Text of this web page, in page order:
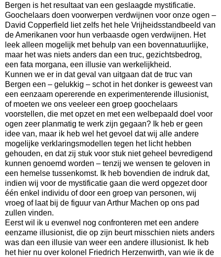
Bergen is het resultaat van een geslaagde mystificatie.
Goochelaars doen voorwerpen verdwijnen voor onze ogen –
David Copperfield liet zelfs het hele Vrijheidsstandbeeld van
de Amerikanen voor hun verbaasde ogen verdwijnen. Het
leek alleen mogelijk met behulp van een bovennatuurlijke,
maar het was niets anders dan een truc, gezichtsbedrog,
een fata morgana, een illusie van werkelijkheid.
Kunnen we er in dat geval van uitgaan dat de truc van
Bergen een – gelukkig – schot in het donker is geweest van
een eenzaam opererende en experimenterende illusionist,
of moeten we ons veeleer een groep goochelaars
voorstellen, die met opzet en met een welbepaald doel voor
ogen zeer planmatig te werk zijn gegaan? Ik heb er geen
idee van, maar ik heb wel het gevoel dat wij alle andere
mogelijke verklaringsmodellen tegen het licht hebben
gehouden, en dat zij stuk voor stuk niet geheel bevredigend
kunnen genoemd worden – tenzij we wensen te geloven in
een hemelse tussenkomst. Ik heb bovendien de indruk dat,
indien wij voor de mystificatie gaan die werd opgezet door
één enkel individu of door een groep van personen, wij
vroeg of laat bij de figuur van Arthur Machen op ons pad
zullen vinden.
Eerst wil ik u evenwel nog confronteren met een andere
eenzame illusionist, die op zijn beurt misschien niets anders
was dan een illusie van weer een andere illusionist. Ik heb
het hier nu over kolonel Friedrich Herzenwirth, van wie ik de